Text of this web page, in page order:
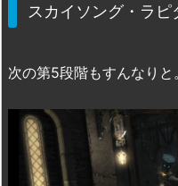
スカイソング・ラ
次の第5段階もすんなりと。